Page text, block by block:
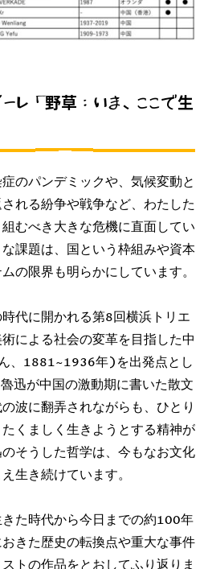
レ「野草：いま、ここで生
のパンデミックや、気候変動と
れる紛争や戦争など、わたした
むべき大きな危機に直面してい
課題は、国という枠組みや資本
の限界も明らかにしています。
代に開かれる第8回横浜トリエ
による社会の変革を目指した中
、1881~1936年)を出発点とし
迅が中国の激動期に書いた散文
波に翻弄されながらも、ひとり
くましく生きようとする精神が
そうした哲学は、今もなお文化
生き続けています。
た時代から今日までの約100年
きた歴史の転換点や重大な事件
トの作品をとおしてふり返りま